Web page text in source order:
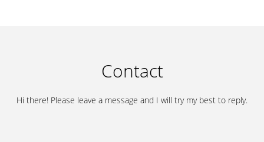
Contact
Hi there! Please leave a message and I will try my best to reply.